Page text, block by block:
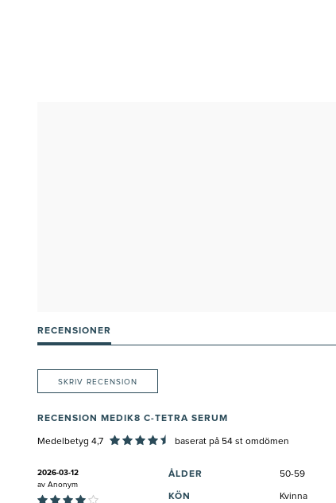
RECENSIONER
SKRIV RECENSION
RECENSION MEDIK8 C-TETRA SERUM
Medelbetyg 4,7 baserat på 54 st omdömen
2026-03-12
av Anonym
ÅLDER 50-59
KÖN Kvinna